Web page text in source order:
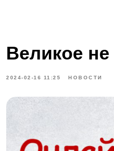
Великое
2024-02-16 11:25 НОВОСТИ